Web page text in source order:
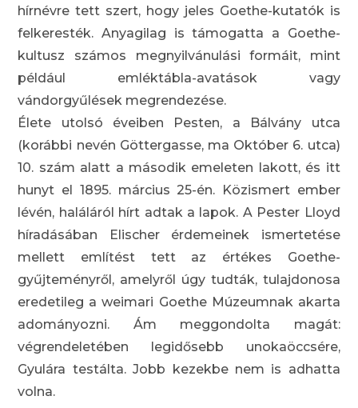
hírnévre tett szert, hogy jeles Goethe-kutatók is
felkeresték. Anyagilag is támogatta a Goethe-
kultusz számos megnyilvánulási formáit, mint
például emléktábla-avatások vagy
vándorgyűlések megrendezése.
Élete utolsó éveiben Pesten, a Bálvány utca
(korábbi nevén Göttergasse, ma Október 6. utca)
10. szám alatt a második emeleten lakott, és itt
hunyt el 1895. március 25-én. Közismert ember
lévén, haláláról hírt adtak a lapok. A Pester Lloyd
híradásában Elischer érdemeinek ismertetése
mellett említést tett az értékes Goethe-
gyűjteményről, amelyről úgy tudták, tulajdonosa
eredetileg a weimari Goethe Múzeumnak akarta
adományozni. Ám meggondolta magát:
végrendeletében legidősebb unokaöccsére,
Gyulára testálta. Jobb kezekbe nem is adhatta
volna.